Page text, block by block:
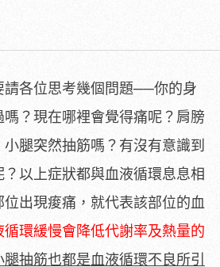
請各位思考幾個問題──你的身
？現在哪裡會覺得痛呢？肩膀
腿突然抽筋嗎？有沒有意識到
？以上症狀都與血液循環息息相
出現痠痛，就代表該部位的血
循環緩慢會降低代謝率及熱量的
抽筋也都是血液循環不良所引